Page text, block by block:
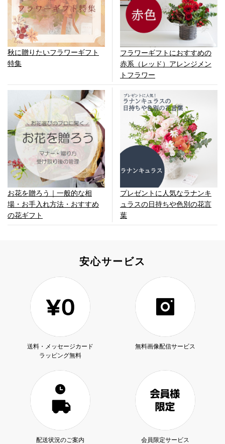
秋に贈りたいフラワーギフト
特集
フラワーギフトにおすすめの
赤系（レッド）アレンジメン
トフラワー
お花を贈ろう｜一般的な相
場・お手入れ方法・おすすめ
の花ギフト
プレゼントに人気なラナンキ
ュラスの日持ちや色別の花言
葉
安心サービス
送料・メッセージカード
ラッピング無料
無料画像配信サービス
配送状況のご案内 会員限定サービス